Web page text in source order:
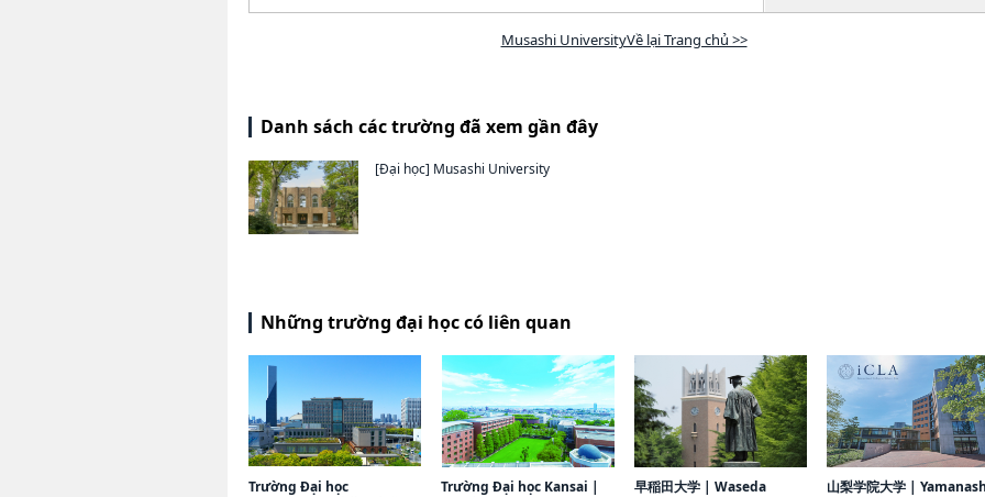
Musashi UniversityVề lại Trang chủ >>
Danh sách các trường đã xem gần đây
[Đại học] Musashi University
Những trường đại học có liên quan
Trường Đại học
Trường Đại học Kansai |
早稲田大学| Waseda
山梨学院大学 |